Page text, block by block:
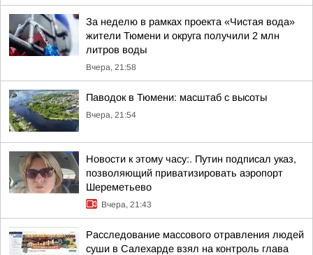
За неделю в рамках проекта «Чистая вода»
жители Тюмени и округа получили 2 млн
литров воды
Вчера, 21:58
Паводок в Тюмени: масштаб с высоты
Вчера, 21:54
Новости к этому часу:. Путин подписал указ,
позволяющий приватизировать аэропорт
Шереметьево
Вчера, 21:43
Расследование массового отравления людей
суши в Салехарде взял на контроль глава